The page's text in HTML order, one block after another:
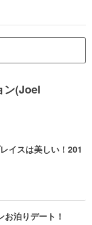
ン(Joel
イスは美しい！201
泊りデート！